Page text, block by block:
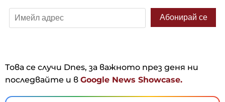
Това се случи Dnes, за важното през деня ни
последвайте и в Google News Showcase.